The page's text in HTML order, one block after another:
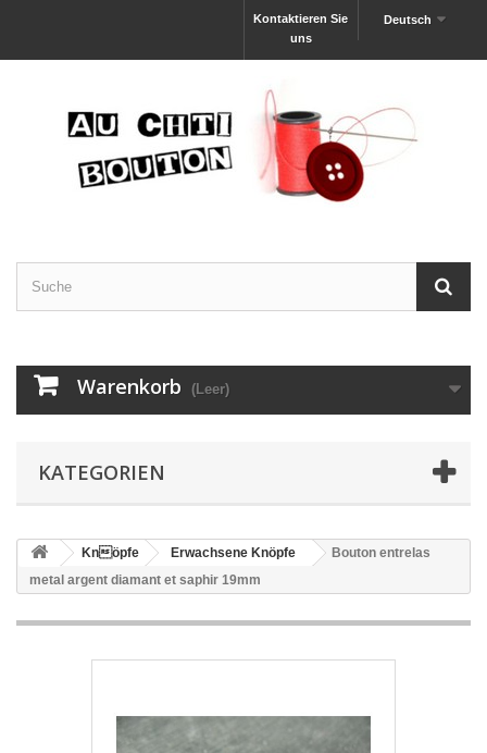
Deutsch
Kontaktieren Sie
uns
Warenkorb (Leer)
KATEGORIEN
Knöpfe Erwachsene Knöpfe
Bouton entrelas
metal argent diamant et saphir 19mm